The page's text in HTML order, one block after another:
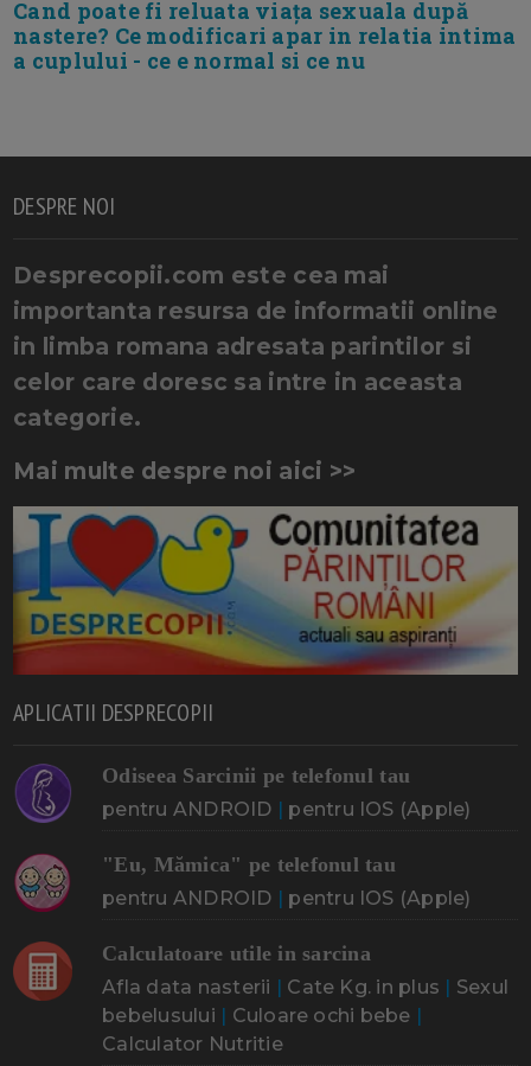
Cand poate fi reluata viața sexuala după
nastere? Ce modificari apar in relatia intima
a cuplului - ce e normal si ce nu
DESPRE NOI
Desprecopii.com este cea mai
importanta resursa de informatii online
in limba romana adresata parintilor si
celor care doresc sa intre in aceasta
categorie.
Mai multe despre noi aici >>
APLICATII DESPRECOPII
Odiseea Sarcinii pe telefonul tau
pentru ANDROID | pentru IOS (Apple)
"Eu, Mămica" pe telefonul tau
pentru ANDROID | pentru IOS (Apple)
Calculatoare utile in sarcina
Afla data nasterii | Cate Kg. in plus | Sexul
bebelusului | Culoare ochi bebe |
Calculator Nutritie